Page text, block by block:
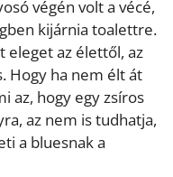
végén volt a vécé,
kijárnia toalettre.
eleget az élettől, az
Hogy ha nem élt át
az, hogy egy zsíros
az nem is tudhatja,
a bluesnak a